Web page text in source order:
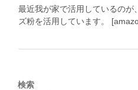
最近我が家で活用しているのが
ズ粉を活用しています。
検索